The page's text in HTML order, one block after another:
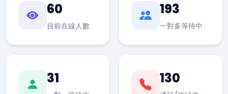
60
目前在線人數
193
一對多等待中
31 130